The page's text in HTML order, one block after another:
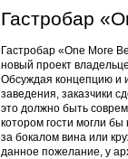
Гастробap
Гастробap «One More
новый проект
Обсуждая концепцию и
заведения, заказчики
это должно быть
котором гости могли
за бокалом вина или
данное пожелание, у